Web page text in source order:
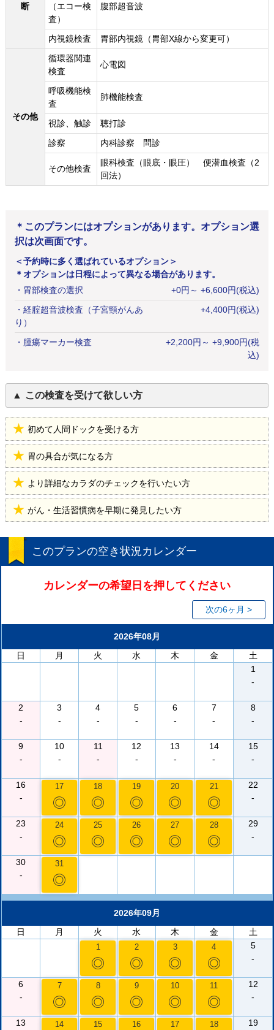
断
（エコー検
査）
腹部超音波
内視鏡検査 胃部内視鏡（胃部X線から変更可）
その他
循環器関連
検査
心電図
呼吸機能検
査
肺機能検査
視診、触診
聴打診
診察
内科診察 問診
その他検査
眼科検査（眼底・眼圧） 便潜血検査（2
回法）
＊このプランにはオプションがあります。オプション選
択は次画面です。
＜予約時に多く選ばれているオプション＞
＊オプションは日程によって異なる場合があります。
・ 胃部検査の選択 +0円 ～ +6,600円(税込)
・ 経腟超音波検査（子宮頸がんあ
り）
+4,400円(税込)
・ 腫瘍マーカー検査 +2,200円 ～ +9,900円(税
込)
この検査を受けて欲しい方
初めて人間ドックを受ける方
胃の具合が気になる方
より詳細なカラダのチェックを行いたい方
がん・生活習慣病を早期に発見したい方
このプランの空き状況カレンダー
カレンダーの希望日を押してください
次の6ヶ月 >
2026年08月
日
月 火 水 木 金
土
1
-
2
-
3
-
4
-
5
-
6
-
7
-
8
-
9
-
10
-
11
-
12
-
13
-
14
-
15
-
16
-
17
◎
18
◎
19
◎
20
◎
21
◎
22
-
23
-
24
◎
25
◎
26
◎
27
◎
28
◎
29
-
30
-
31
◎
2026年09月
日
月 火 水 木 金 土
1
◎
2
◎
3
◎
4
◎
5
-
6
-
7
◎
8
◎
9
◎
10
◎
11
◎
12
-
13
14 15 16 17 18
19